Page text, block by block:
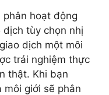
phân hoạt động
tùy chọn nhị
dịch một môi
trải nghiệm thực
thật. Khi bạn
môi giới sẽ phân